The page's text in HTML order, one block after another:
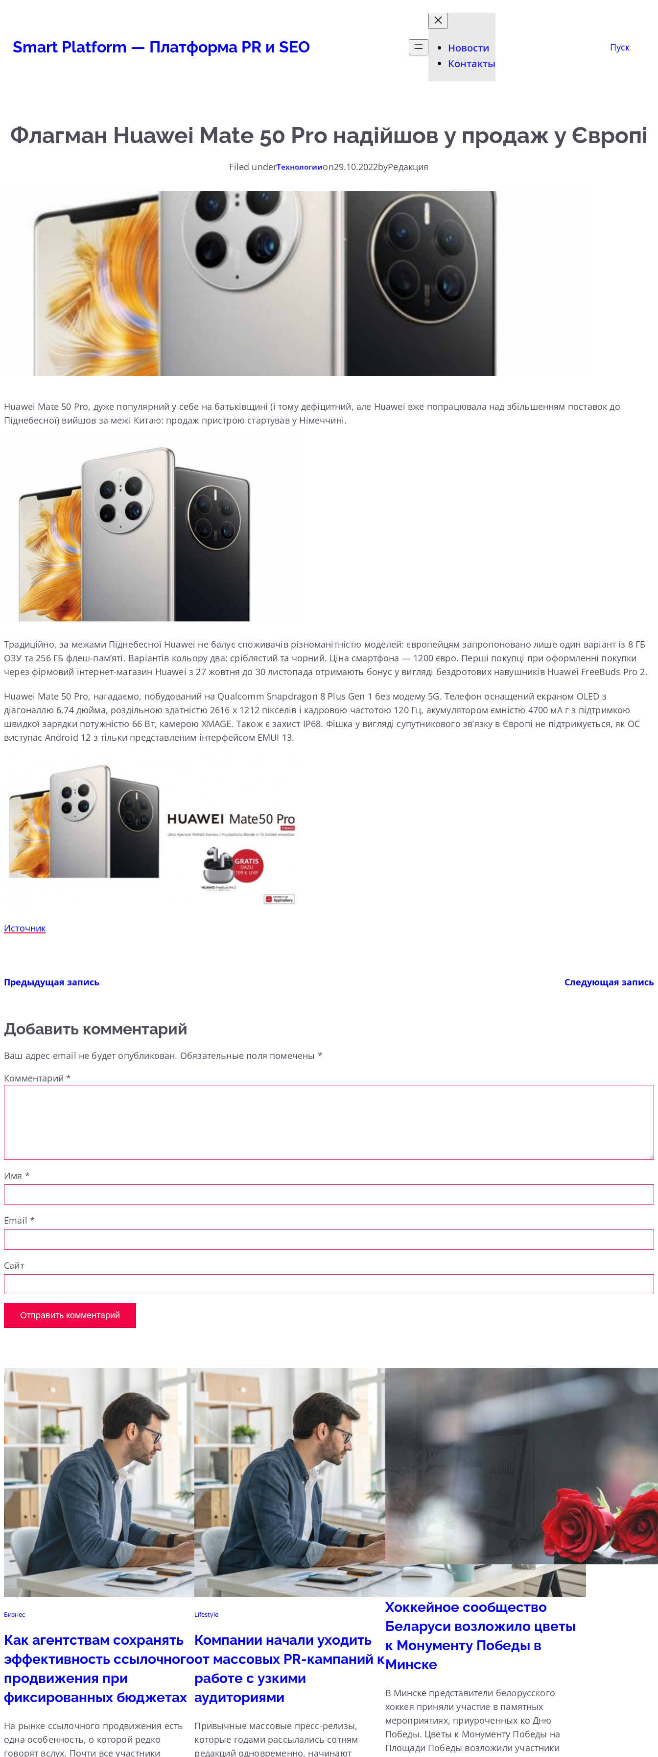
Smart Platform — Платформа PR и SEO
Новости
Контакты
Пуск
Флагман Huawei Mate 50 Pro надійшов у продаж у Європі
Filed underТехнологииon29.10.2022byРедакция
Huawei Mate 50 Pro, дуже популярний у себе на батьківщині (і тому дефіцитний, але Huawei вже попрацювала над збільшенням поставок до
Піднебесної) вийшов за межі Китаю: продаж пристрою стартував у Німеччині.
Традиційно, за межами Піднебесної Huawei не балує споживачів різноманітністю моделей: європейцям запропоновано лише один варіант із 8 ГБ
ОЗУ та 256 ГБ флеш-пам’яті. Варіантів кольору два: сріблястий та чорний. Ціна смартфона — 1200 євро. Перші покупці при оформленні покупки
через фірмовий інтернет-магазин Huawei з 27 жовтня до 30 листопада отримають бонус у вигляді бездротових навушників Huawei FreeBuds Pro 2.
Huawei Mate 50 Pro, нагадаємо, побудований на Qualcomm Snapdragon 8 Plus Gen 1 без модему 5G. Телефон оснащений екраном OLED з
діагоналлю 6,74 дюйма, роздільною здатністю 2616 x 1212 пікселів і кадровою частотою 120 Гц, акумулятором ємністю 4700 мА г з підтримкою
швидкої зарядки потужністю 66 Вт, камерою XMAGE. Також є захист IP68. Фішка у вигляді супутникового зв’язку в Європі не підтримується, як ОС
виступає Android 12 з тільки представленим інтерфейсом EMUI 13.
Источник
Предыдущая запись Следующая запись
Добавить комментарий
Ваш адрес email не будет опубликован. Обязательные поля помечены *
Комментарий*
Имя *
Email*
Сайт
Бизнес
Как агентствам сохранять
эффективность ссылочного
продвижения при
фиксированных бюджетах
На рынке ссылочного продвижения есть
одна особенность, о которой редко
говорят вслух. Почти все участники
Lifestyle
Компании начали уходить
от массовых PR-кампаний к
работе с узкими
аудиториями
Привычные массовые пресс-релизы,
которые годами рассылались сотням
редакций одновременно, начинают
Спорт
Хоккейное сообщество
Беларуси возложило цветы
к Монументу Победы в
Минске
В Минске представители белорусского
хоккея приняли участие в памятных
мероприятиях, приуроченных ко Дню
Победы. Цветы к Монументу Победы на
Площади Победы возложили участники